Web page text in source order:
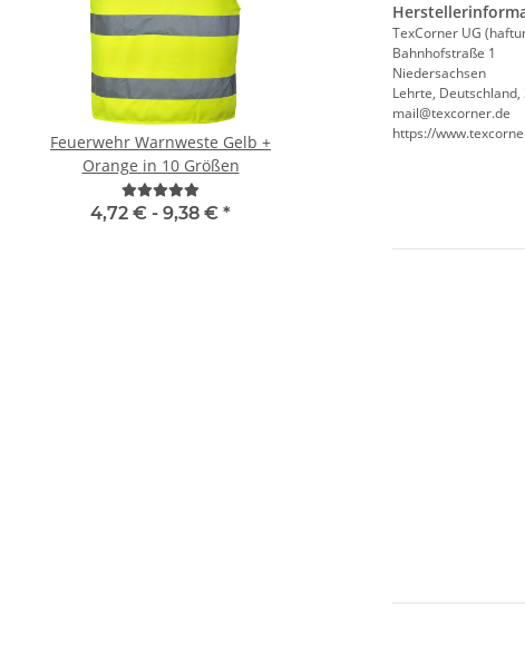
TexCorner UG
Bahnhofstraße 1
Niedersachsen
Lehrte, Deutschland,
mail@texcorner.de
https://
Feuerwehr Warnweste Gelb +
Orange in 10 Größen
4,72 € - 9,38 € *
Zeugnis Tasse für